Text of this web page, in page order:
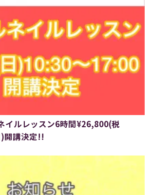
イルレッスン6時間¥26,800(税
開講決定!!